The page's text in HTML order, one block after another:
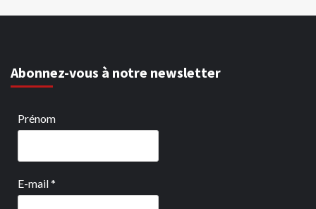
Abonnez-vous à notre newsletter
Prénom
E-mail*